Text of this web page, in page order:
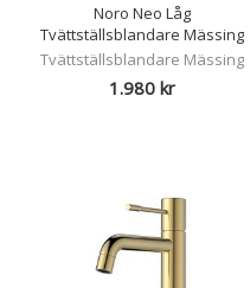
Noro Neo Låg
Tvättställsblandare Mässing
Tvättställsblandare Mässing
1.980 kr